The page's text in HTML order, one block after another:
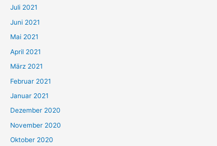
a
c
h
:
Juli 2021
Juni 2021
Mai 2021
April 2021
März 2021
Februar 2021
Januar 2021
Dezember 2020
November 2020
Oktober 2020